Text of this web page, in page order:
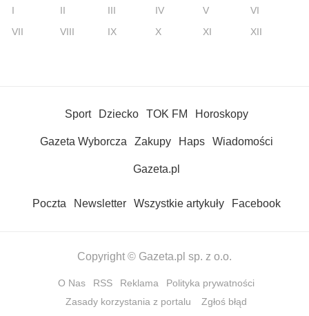
I II III IV V
VI
VII
VIII IX X XI XII
Sport Dziecko TOK FM Horoskopy
Gazeta Wyborcza Zakupy Haps Wiadomości
Gazeta.pl
Poczta Newsletter Wszystkie artykuły Facebook
Copyright © Gazeta.pl sp. z o.o.
O Nas RSS Reklama
Polityka prywatności
Zasady korzystania z portalu
Zgłoś błąd